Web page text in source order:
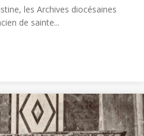
les Archives diocésaines
de sainte...